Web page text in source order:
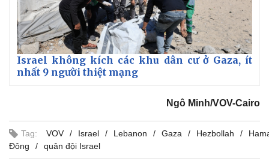
Thế giới
Quan sát
Cuộc sống đó đây
Hồ sơ
Multimedia
Video
Ảnh
E-Magazine
Israel không kích các khu dân cư ở Gaza, ít
nhất 9 người thiệt mạng
Ngô Minh/VOV-Cairo
Tag: VOV Israel Lebanon Gaza Hezbollah
Đông
quân đội Israel